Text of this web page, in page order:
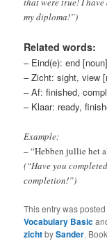
my diploma!”)
Related words:
– Eind(e): end
– Zicht: sight, view
– Af: finished,
– Klaar: ready,
Example:
– “Hebben jullie het
(“Have you
completion!”)
This entry was posted
Vocabulary Basic
zichtbySander.